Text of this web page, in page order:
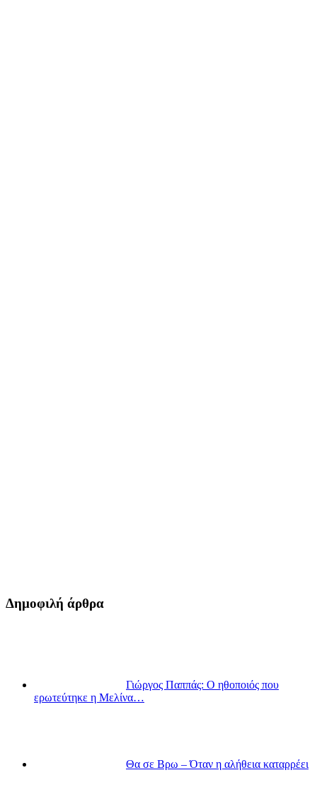
Δημοφιλή άρθρα
Γιώργος Παππάς: Ο ηθοποιός που
ερωτεύτηκε η Μελίνα…
Θα σε Βρω – Όταν η αλήθεια καταρρέει